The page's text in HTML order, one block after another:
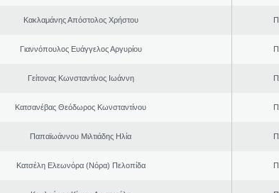
Κακλαμάνης Απόστολος Χρήστου
Γιαννόπουλος Ευάγγελος Αργυρίου
Γείτονας Κωνσταντίνος Ιωάννη
Κατσανέβας Θεόδωρος Κωνσταντίνου
Παπαϊωάννου Μιλτιάδης Ηλία
Κατσέλη Ελεωνόρα (Νόρα) Πελοπίδα